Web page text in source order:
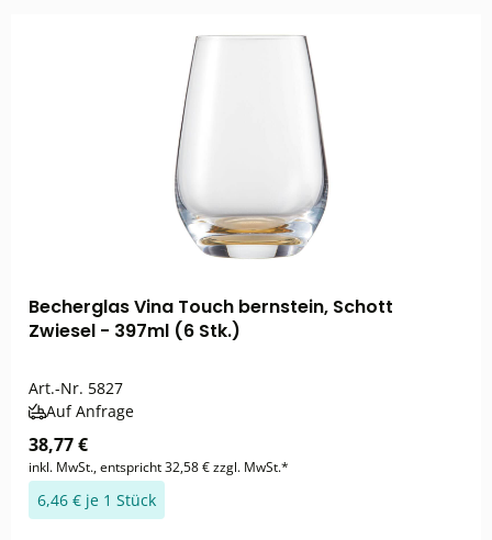
Becherglas Vina Touch bernstein, Schott
Zwiesel - 397ml (6 Stk.)
Art.-Nr. 5827
Auf Anfrage
38,77 €
inkl. MwSt., entspricht 32,58 € zzgl. MwSt.*
6,46 € je 1 Stück